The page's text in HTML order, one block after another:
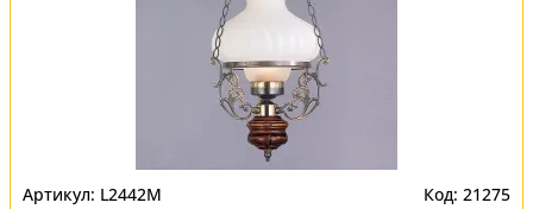
L2442M 21275